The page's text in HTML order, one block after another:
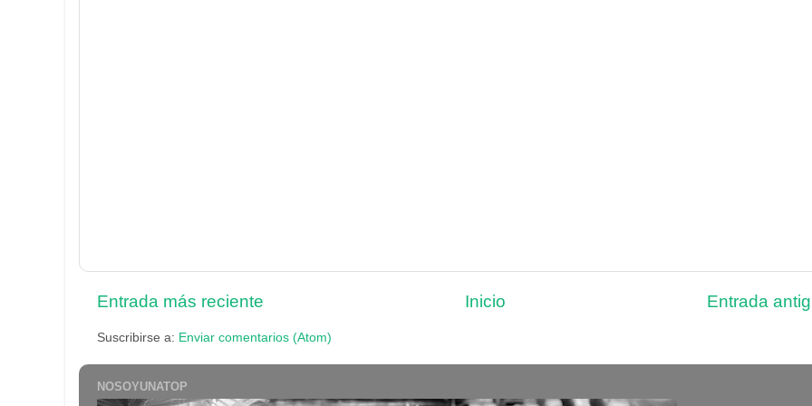
Entrada más reciente Entrada
Inicio
Suscribirse a: Enviar comentarios (Atom)
NOSOYUNATOP